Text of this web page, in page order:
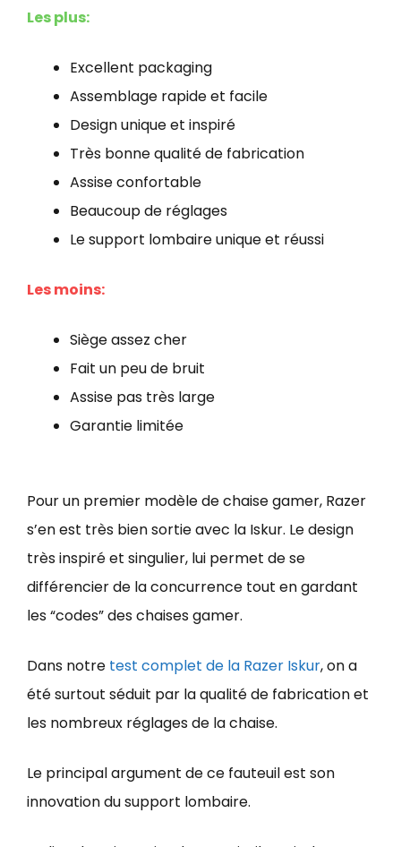
Les plus:
Excellent packaging
Assemblage rapide et facile
Design unique et inspiré
Très bonne qualité de fabrication
Assise confortable
Beaucoup de réglages
Le support lombaire unique et réussi
Les moins:
Siège assez cher
Fait un peu de bruit
Assise pas très large
Garantie limitée
Pour un premier modèle de chaise gamer, Razer
s’en est très bien sortie avec la Iskur. Le design
très inspiré et singulier, lui permet de se
différencier de la concurrence tout en gardant
les “codes” des chaises gamer.
Dans notre test complet de la Razer Iskur, on a
été surtout séduit par la qualité de fabrication et
les nombreux réglages de la chaise.
Le principal argument de ce fauteuil est son
innovation du support lombaire.